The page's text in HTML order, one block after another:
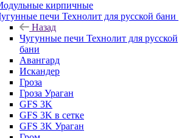
кирпичные
печи Технолит для русской бани
Назад
Чугунные печи Технолит для русской
бани
Авангард
Искандер
Гроза
Гроза Ураган
GFS 3K
GFS 3K в сетке
GFS 3K Ураган